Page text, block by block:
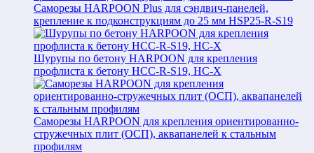
Саморезы HARPOON Plus для сэндвич-панелей,
крепление к подконструкциям до 25 мм HSP25-R-S19
Шурупы по бетону HARPOON для крепления
профлиста к бетону HCC-R-S19, HC-X
Саморезы HARPOON для крепления ориентированно-
стружечных плит (ОСП), аквапанелей к стальным
профилям